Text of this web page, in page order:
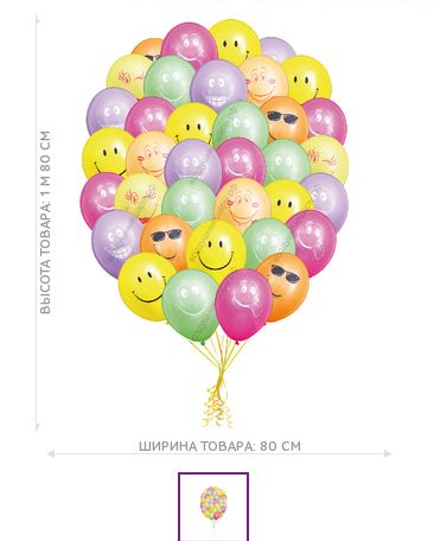
ВЫСОТА ТОВАРА: 1 М 80 СМ
ШИРИНА ТОВАРА: 80 СМ